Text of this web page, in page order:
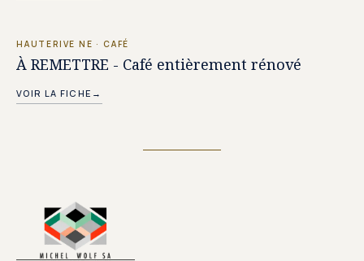
HAUTERIVE NE · CAFÉ
À REMETTRE - Café entièrement rénové
VOIR LA FICHE →